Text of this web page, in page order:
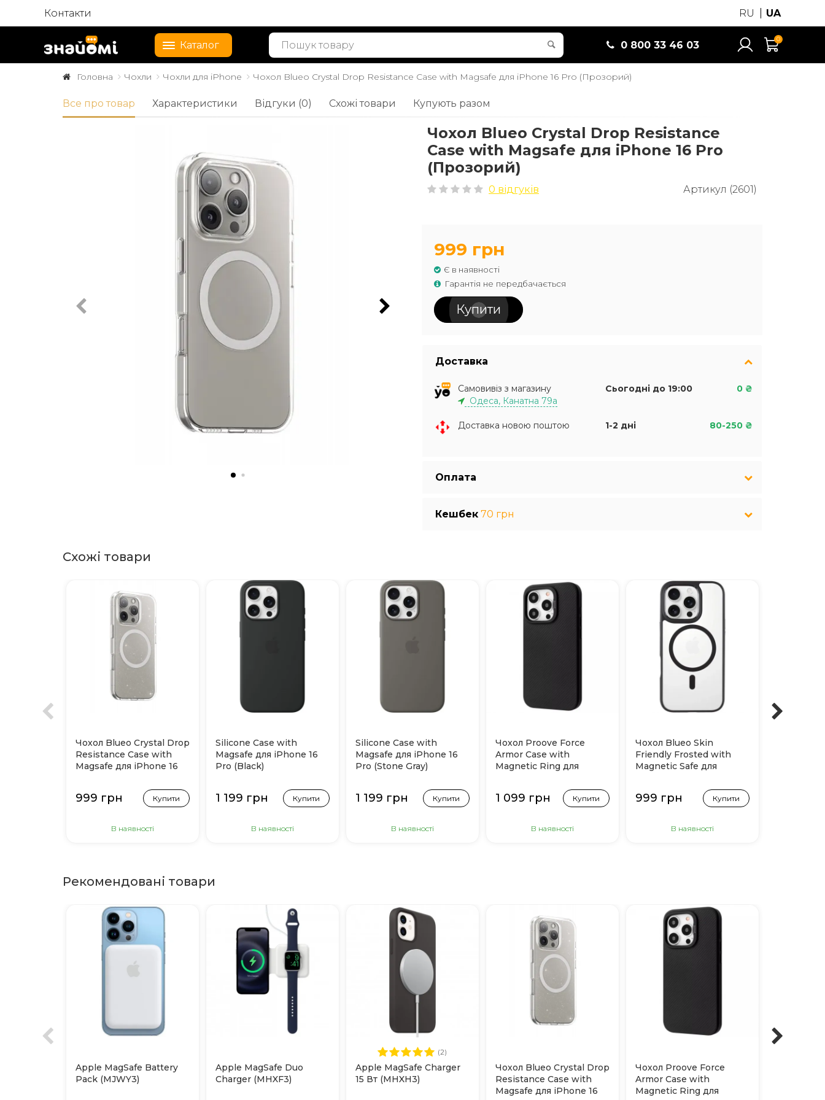
Контакти RU UA
Каталог 0 800 33 46 03
0
Головна Чохли Чохли для iPhone Чохол Blueo Crystal Drop Resistance Case with Magsafe для iPhone 16 Pro (Прозорий)
Все про товар Характеристики Відгуки (0) Схожі товари Купують разом
Чохол Blueo Crystal Drop Resistance
Case with Magsafe для iPhone 16 Pro
(Прозорий)
0 відгуків Артикул (2601)
999 грн
Є в наявності
Гарантія не передбачається
Купити
Доставка
Самовивіз з магазину
Одеса, Канатна 79а
Сьогодні до 19:00 0 ₴
Доставка новою поштою 1-2 дні 80-250 ₴
Оплата
Кешбек 70 грн
Схожі товари
Чохол Blueo Crystal Drop
Resistance Case with
Magsafe для iPhone 16
999 грн Купити
В наявності
Silicone Case with
Magsafe для iPhone 16
Pro (Black)
1 199 грн Купити
В наявності
Silicone Case with
Magsafe для iPhone 16
Pro (Stone Gray)
1 199 грн Купити
В наявності
Чохол Proove Force
Armor Case with
Magnetic Ring для
1 099 грн Купити
В наявності
Чохол Blueo Skin
Friendly Frosted with
Magnetic Safe для
999 грн Купити
В наявності
Рекомендовані товари
Apple MagSafe Battery
Pack (MJWY3)
Apple MagSafe Duo
Charger (MHXF3)
(2)
Apple MagSafe Charger
15 Вт (MHXH3)
Чохол Blueo Crystal Drop
Resistance Case with
Magsafe для iPhone 16
Чохол Proove Force
Armor Case with
Magnetic Ring для